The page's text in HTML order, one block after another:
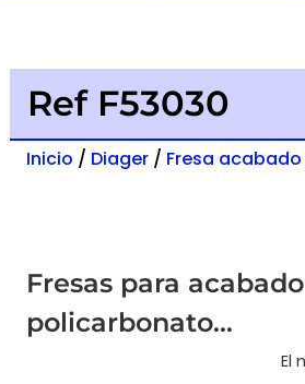
Ref F53030
Inicio / Diager / Fresa
Fresas para
policarbonato…
El